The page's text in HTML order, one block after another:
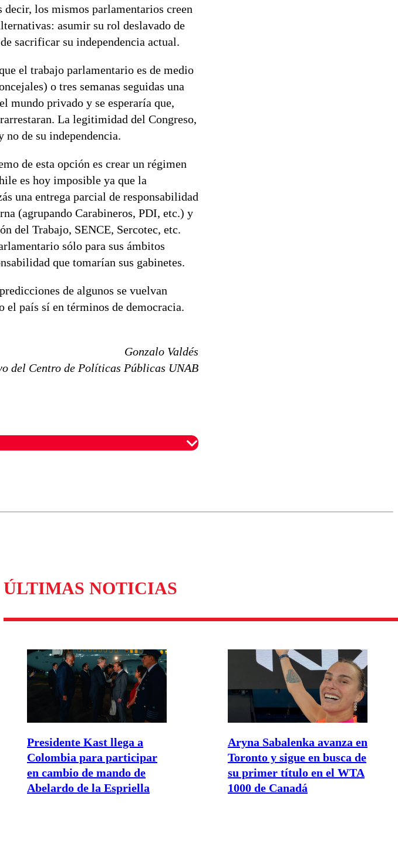
decir, los mismos parlamentarios creen
asumir su rol deslavado de
sacrificar su independencia actual.
el trabajo parlamentario es de medio
o tres semanas seguidas una
mundo privado y se esperaría que,
La legitimidad del Congreso,
de su independencia.
de esta opción es crear un régimen
es hoy imposible ya que la
una entrega parcial de responsabilidad
(agrupando Carabineros, PDI, etc.) y
del Trabajo, SENCE, Sercotec, etc.
sólo para sus ámbitos
que tomarían sus gabinetes.
de algunos se vuelvan
país sí en términos de democracia.
Gonzalo Valdés
del Centro de Políticas Públicas UNAB
ÚLTIMAS NOTICIAS
Presidente Kast llega a
Colombia para participar
en cambio de mando de
Abelardo de la Espriella
Aryna Sabalenka avanza en
Toronto y sigue en busca de
su primer título en el WTA
1000 de Canadá